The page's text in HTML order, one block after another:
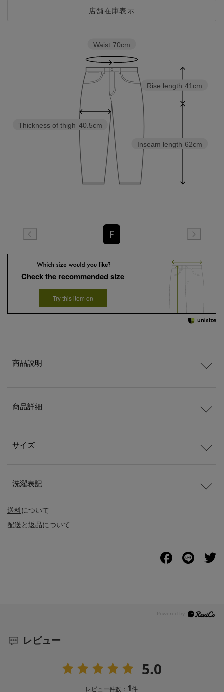
店舗在庫表示
Inseam length 62cm
Rise length 41cm
Thickness of thigh 40.5cm
Waist 70cm
F
Check the recommended size
Try this item on
送料について
配送と返品について
商品説明
商品詳細
サイズ
洗濯表記
レビュー
5.0
レビュー件数： 1件